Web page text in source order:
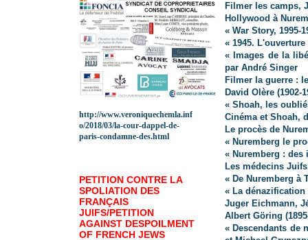
Filmer les camps,
Hollywood à
« War Story, 1995-
« 1945.
« Images de la
par André Singer
Filmer la guerre :
David Olère (1902-
« Shoah, les
Cinéma et Shoah,
Le procès de
« Nuremberg le
« Nuremberg :
Les médecins
« De Nuremberg à
« La dénazification
Juger Eichmann,
Albert Göring
« Descendants de
http://www.veroniquechemla.inf
o/2018/03/la-cour-dappel-de-
paris-condamne-des.html
PETITION CONTRE LA
SPOLIATION DES
FRANÇAIS
JUIFS/PETITION
AGAINST DESPOILMENT
OF FRENCH JEWS